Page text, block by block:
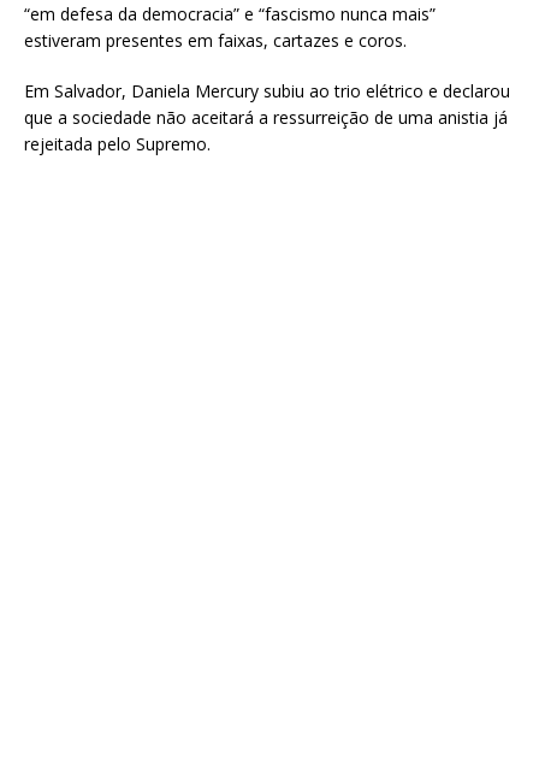
“em defesa da democracia” e “fascismo nunca mais”
estiveram presentes em faixas, cartazes e coros.
Em Salvador, Daniela Mercury subiu ao trio elétrico e declarou
que a sociedade não aceitará a ressurreição de uma anistia já
rejeitada pelo Supremo.